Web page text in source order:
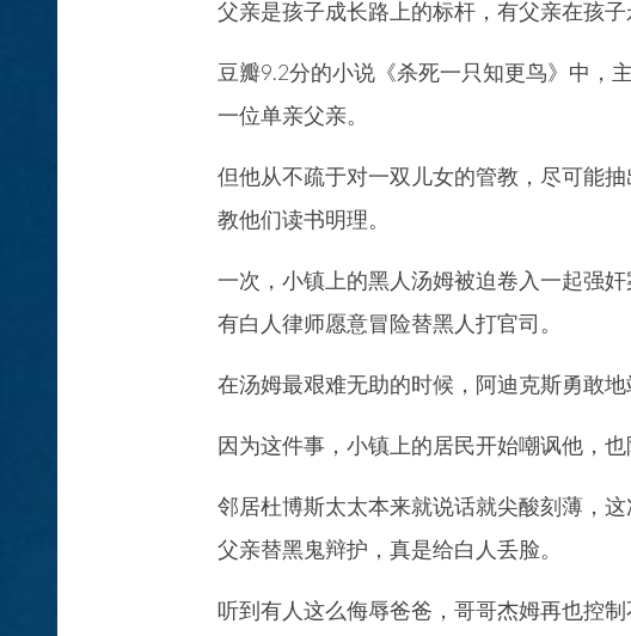
父亲是孩子成长路上的标杆，有父亲在孩子
豆瓣9.2分的小说《杀死一只知更鸟》中，
一位单亲父亲。
但他从不疏于对一双儿女的管教，尽可能
教他们读书明理。
一次，小镇上的黑人汤姆被迫卷入一起强
有白人律师愿意冒险替黑人打官司。
在汤姆最艰难无助的时候，阿迪克斯勇敢地
因为这件事，小镇上的居民开始嘲讽他，也
邻居杜博斯太太本来就说话就尖酸刻薄，
父亲替黑鬼辩护，真是给白人丢脸。
听到有人这么侮辱爸爸，哥哥杰姆再也控